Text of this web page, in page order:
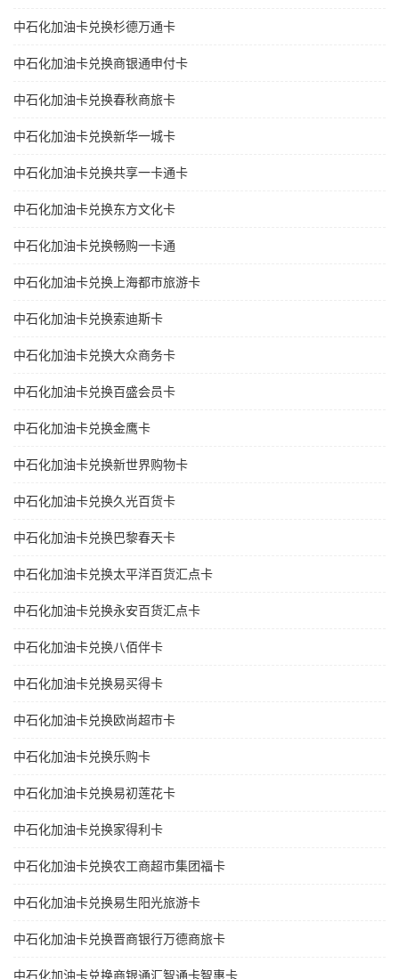
中石化加油卡兑换杉德万通卡
中石化加油卡兑换商银通申付卡
中石化加油卡兑换春秋商旅卡
中石化加油卡兑换新华一城卡
中石化加油卡兑换共享一卡通卡
中石化加油卡兑换东方文化卡
中石化加油卡兑换畅购一卡通
中石化加油卡兑换上海都市旅游卡
中石化加油卡兑换索迪斯卡
中石化加油卡兑换大众商务卡
中石化加油卡兑换百盛会员卡
中石化加油卡兑换金鹰卡
中石化加油卡兑换新世界购物卡
中石化加油卡兑换久光百货卡
中石化加油卡兑换巴黎春天卡
中石化加油卡兑换太平洋百货汇点卡
中石化加油卡兑换永安百货汇点卡
中石化加油卡兑换八佰伴卡
中石化加油卡兑换易买得卡
中石化加油卡兑换欧尚超市卡
中石化加油卡兑换乐购卡
中石化加油卡兑换易初莲花卡
中石化加油卡兑换家得利卡
中石化加油卡兑换农工商超市集团福卡
中石化加油卡兑换易生阳光旅游卡
中石化加油卡兑换晋商银行万德商旅卡
中石化加油卡兑换商银通汇智通卡智惠卡